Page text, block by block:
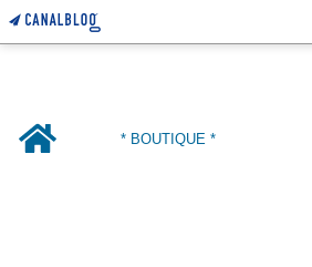
* BOUTIQUE *